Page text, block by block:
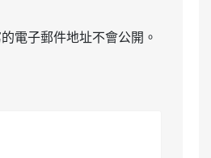
電子郵件地址不會公開。